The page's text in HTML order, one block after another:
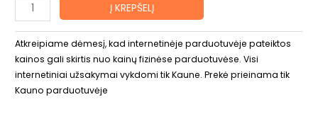
Į KREPŠELĮ
Atkreipiame dėmesį, kad internetinėje parduotuvėje pateiktos
kainos gali skirtis nuo kainų fizinėse parduotuvėse. Visi
internetiniai užsakymai vykdomi tik Kaune. Prekė prieinama tik
Kauno parduotuvėje